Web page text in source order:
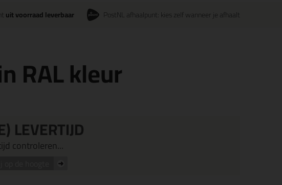
uit voorraad leverbaar PostNL afhaalpunt: kies zelf wanneer je afhaalt
RAL kleur
LEVERTIJD
controleren...